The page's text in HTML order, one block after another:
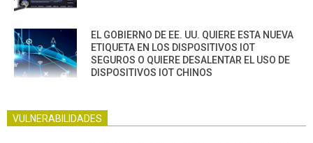
EL GOBIERNO DE EE. UU. QUIERE ESTA NUEVA
ETIQUETA EN LOS DISPOSITIVOS IOT
SEGUROS O QUIERE DESALENTAR EL USO DE
DISPOSITIVOS IOT CHINOS
VULNERABILIDADES